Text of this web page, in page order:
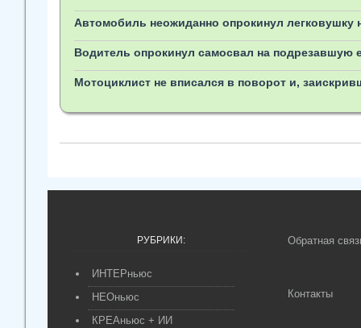
Автомобиль неожиданно опрокинул легковушку
Водитель опрокинул самосвал на подрезавшую
Мотоциклист не вписался в поворот и,
РУБРИКИ:
ИНТЕРньюс
НЕОньюс
КРЕАньюс + ИИ
Обратная
Контакты